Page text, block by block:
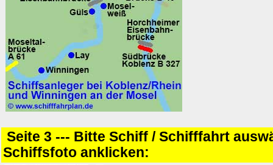
Seite 3 --- Bitte Schiff / Schifffahrt
Schiffsfoto anklicken: